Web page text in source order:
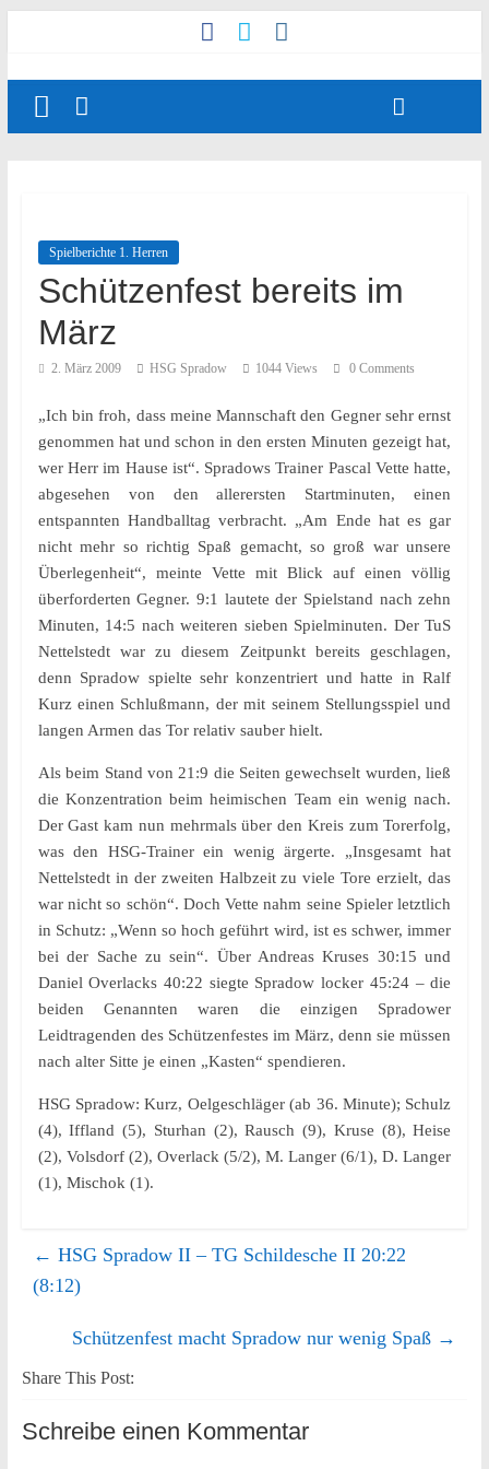
Spielberichte 1. Herren
Schützenfest bereits im
März
2. März 2009 HSG Spradow 1044 Views 0 Comments
„Ich bin froh, dass meine Mannschaft den Gegner sehr ernst
genommen hat und schon in den ersten Minuten gezeigt hat,
wer Herr im Hause ist“. Spradows Trainer Pascal Vette hatte,
abgesehen von den allerersten Startminuten, einen
entspannten Handballtag verbracht. „Am Ende hat es gar
nicht mehr so richtig Spaß gemacht, so groß war unsere
Überlegenheit“, meinte Vette mit Blick auf einen völlig
überforderten Gegner. 9:1 lautete der Spielstand nach zehn
Minuten, 14:5 nach weiteren sieben Spielminuten. Der TuS
Nettelstedt war zu diesem Zeitpunkt bereits geschlagen,
denn Spradow spielte sehr konzentriert und hatte in Ralf
Kurz einen Schlußmann, der mit seinem Stellungsspiel und
langen Armen das Tor relativ sauber hielt.
Als beim Stand von 21:9 die Seiten gewechselt wurden, ließ
die Konzentration beim heimischen Team ein wenig nach.
Der Gast kam nun mehrmals über den Kreis zum Torerfolg,
was den HSG-Trainer ein wenig ärgerte. „Insgesamt hat
Nettelstedt in der zweiten Halbzeit zu viele Tore erzielt, das
war nicht so schön“. Doch Vette nahm seine Spieler letztlich
in Schutz: „Wenn so hoch geführt wird, ist es schwer, immer
bei der Sache zu sein“. Über Andreas Kruses 30:15 und
Daniel Overlacks 40:22 siegte Spradow locker 45:24 – die
beiden Genannten waren die einzigen Spradower
Leidtragenden des Schützenfestes im März, denn sie müssen
nach alter Sitte je einen „Kasten“ spendieren.
HSG Spradow: Kurz, Oelgeschläger (ab 36. Minute); Schulz
(4), Iffland (5), Sturhan (2), Rausch (9), Kruse (8), Heise
(2), Volsdorf (2), Overlack (5/2), M. Langer (6/1), D. Langer
(1), Mischok (1).
← HSG Spradow II – TG Schildesche II 20:22
(8:12)
Schützenfest macht Spradow nur wenig Spaß →
Share This Post:
Schreibe einen Kommentar